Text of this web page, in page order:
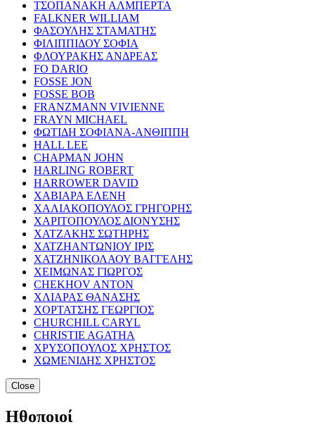
ΤΣΟΠΑΝΑΚΗ ΑΛΜΠΕΡΤΑ
FALKNER WILLIAM
ΦΑΣΟΥΛΗΣ ΣΤΑΜΑΤΗΣ
ΦΙΛΙΠΠΙΔΟΥ ΣΟΦΙΑ
ΦΛΟΥΡΑΚΗΣ ΑΝΔΡΕΑΣ
FO DARIO
FOSSE JON
FOSSE BOB
FRANZMANN VIVIENNE
FRAYN MICHAEL
ΦΩΤΙΔΗ ΣΟΦΙΑΝΑ-ΑΝΘΙΠΠΗ
HALL LEE
CHAPMAN JOHN
HARLING ROBERT
HARROWER DAVID
ΧΑΒΙΑΡΑ ΕΛΕΝΗ
ΧΑΛΙΑΚΟΠΟΥΛΟΣ ΓΡΗΓΟΡΗΣ
ΧΑΡΙΤΟΠΟΥΛΟΣ ΔΙΟΝΥΣΗΣ
ΧΑΤΖΑΚΗΣ ΣΩΤΗΡΗΣ
ΧΑΤΖΗΑΝΤΩΝΙΟΥ ΙΡΙΣ
ΧΑΤΖΗΝΙΚΟΛΑΟΥ ΒΑΓΓΕΛΗΣ
ΧΕΙΜΩΝΑΣ ΓΙΩΡΓΟΣ
CHEKHOV ANTON
ΧΛΙΑΡΑΣ ΘΑΝΑΣΗΣ
ΧΟΡΤΑΤΣΗΣ ΓΕΩΡΓΙΟΣ
CHURCHILL CARYL
CHRISTIE AGATHA
ΧΡΥΣΟΠΟΥΛΟΣ ΧΡΗΣΤΟΣ
ΧΩΜΕΝΙΔΗΣ ΧΡΗΣΤΟΣ
Close
Ηθοποιοί